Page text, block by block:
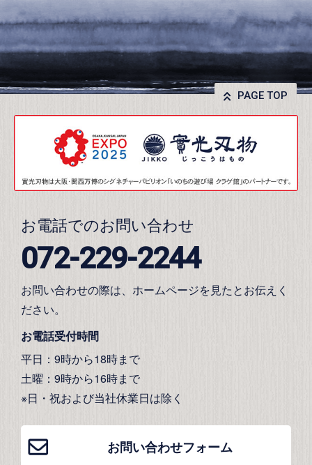
PAGE TOP
お電話でのお問い合わせ
072-229-2244
お問い合わせの際は、ホームページを見たとお伝えく
ださい。
お電話受付時間
平日：9時から18時まで
土曜：9時から16時まで
※日・祝および当社休業日は除く
お問い合わせフォーム